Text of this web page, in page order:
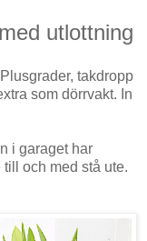
utlottning
takdropp
som dörrvakt. In
i garaget har
och med stå ute.